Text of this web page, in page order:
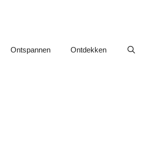
Ontspannen Ontdekken